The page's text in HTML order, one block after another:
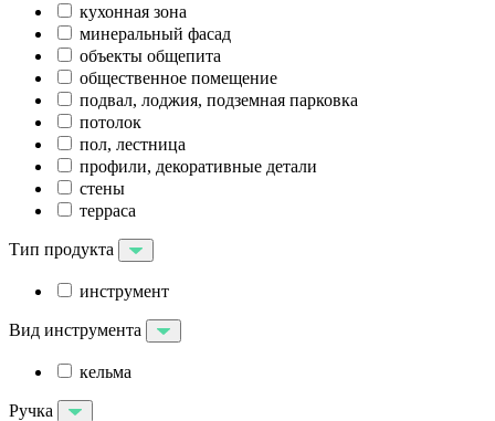
кухонная зона
минеральный фасад
объекты общепита
общественное помещение
подвал, лоджия, подземная парковка
потолок
пол, лестница
профили, декоративные детали
стены
терраса
Тип продукта
инструмент
Вид инструмента
кельма
Ручка